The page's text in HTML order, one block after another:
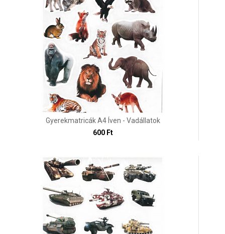
Gyerekmatricák A4 Íven - Vadállatok
600 Ft